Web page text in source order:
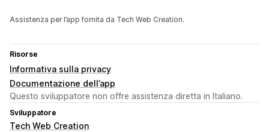
Assistenza per l’app fornita da Tech Web Creation.
Risorse
Informativa sulla privacy
Documentazione dell’app
Questo sviluppatore non offre assistenza diretta in Italiano.
Sviluppatore
Tech Web Creation